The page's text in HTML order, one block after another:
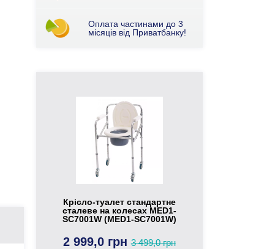
Оплата частинами до 3
місяців від Приватбанку!
Крісло-туалет стандартне
сталеве на колесах MED1-
SC7001W (MED1-SC7001W)
2 999,0 грн3 499,0 грн